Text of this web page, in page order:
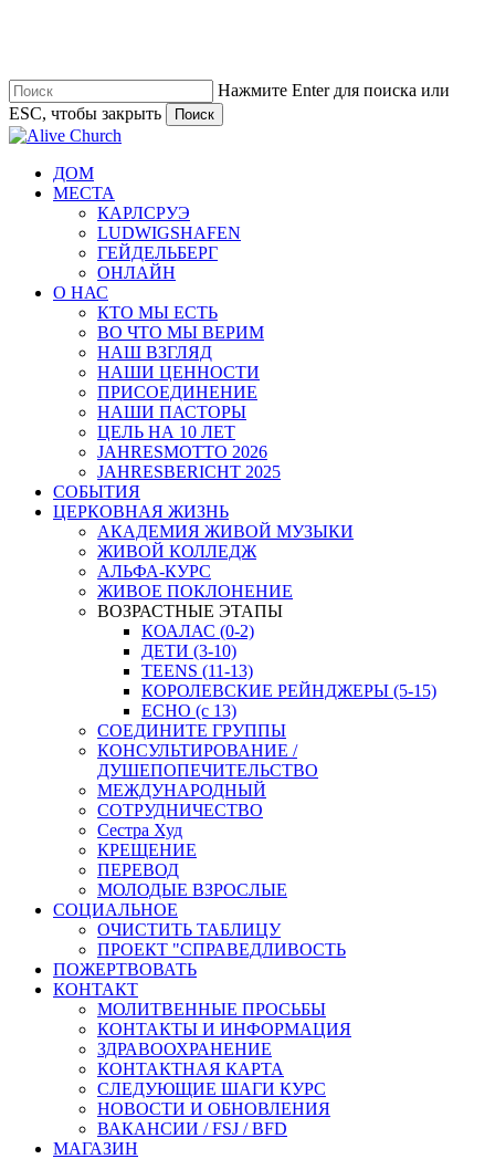
содержанию
Нажмите Enter для поиска или
ESC, чтобы закрыть
Поиск
Закрыть
Меню ДОМ
МЕСТА
КАРЛСРУЭ
LUDWIGSHAFEN
ГЕЙДЕЛЬБЕРГ
ОНЛАЙН
О НАС
КТО МЫ ЕСТЬ
ВО ЧТО МЫ ВЕРИМ
НАШ ВЗГЛЯД
НАШИ ЦЕННОСТИ
ПРИСОЕДИНЕНИЕ
НАШИ ПАСТОРЫ
ЦЕЛЬ НА 10 ЛЕТ
JAHRESMOTTO 2026
JAHRESBERICHT 2025
СОБЫТИЯ
ЦЕРКОВНАЯ ЖИЗНЬ
АКАДЕМИЯ ЖИВОЙ МУЗЫКИ
ЖИВОЙ КОЛЛЕДЖ
АЛЬФА-КУРС
ЖИВОЕ ПОКЛОНЕНИЕ
ВОЗРАСТНЫЕ ЭТАПЫ
КОАЛАС (0-2)
ДЕТИ (3-10)
TEENS (11-13)
КОРОЛЕВСКИЕ РЕЙНДЖЕРЫ (5-15)
ECHO (с 13)
СОЕДИНИТЕ ГРУППЫ
КОНСУЛЬТИРОВАНИЕ /
ДУШЕПОПЕЧИТЕЛЬСТВО
МЕЖДУНАРОДНЫЙ
СОТРУДНИЧЕСТВО
Сестра Худ
КРЕЩЕНИЕ
ПЕРЕВОД
МОЛОДЫЕ ВЗРОСЛЫЕ
СОЦИАЛЬНОЕ
ОЧИСТИТЬ ТАБЛИЦУ
ПРОЕКТ "СПРАВЕДЛИВОСТЬ
ПОЖЕРТВОВАТЬ
КОНТАКТ
МОЛИТВЕННЫЕ ПРОСЬБЫ
КОНТАКТЫ И ИНФОРМАЦИЯ
ЗДРАВООХРАНЕНИЕ
КОНТАКТНАЯ КАРТА
СЛЕДУЮЩИЕ ШАГИ КУРС
НОВОСТИ И ОБНОВЛЕНИЯ
ВАКАНСИИ / FSJ / BFD
МАГАЗИН